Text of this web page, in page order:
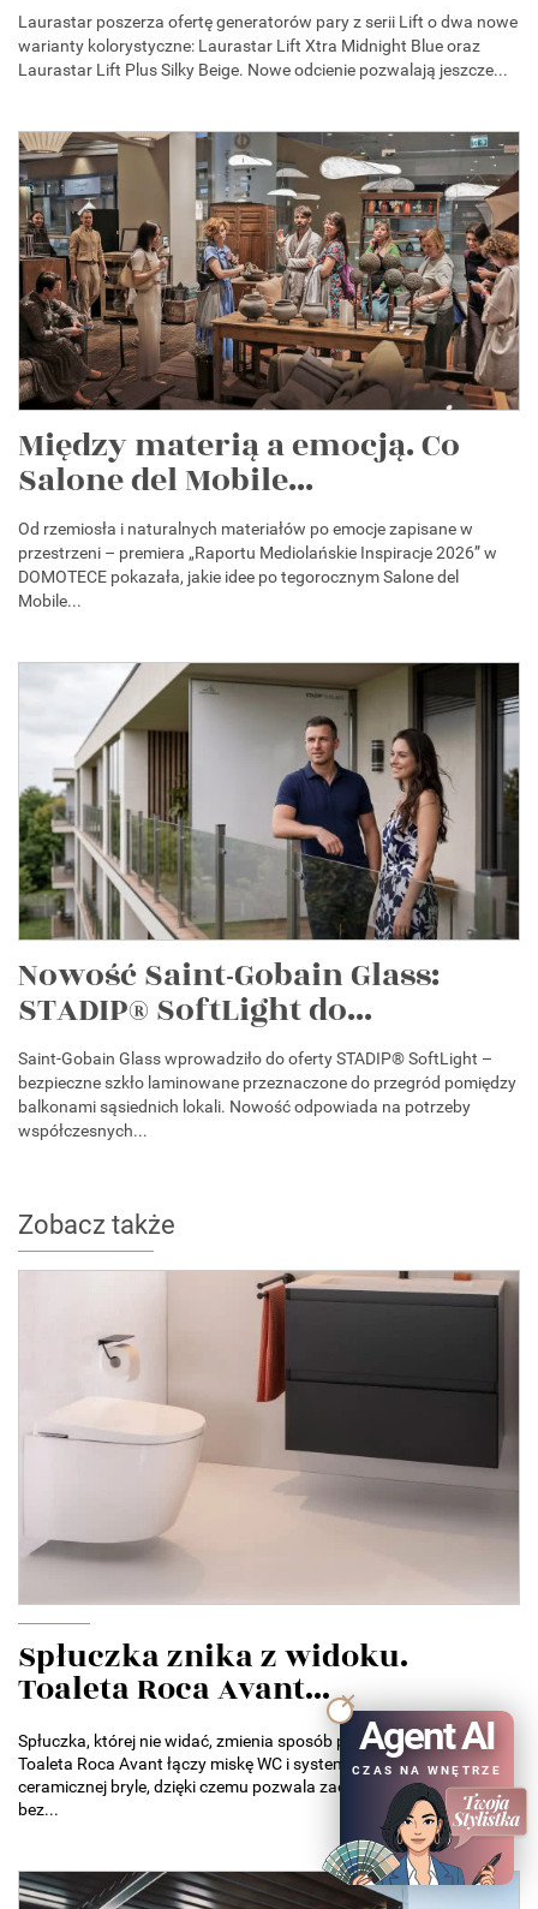
Laurastar poszerza ofertę generatorów pary z serii Lift o dwa nowe
warianty kolorystyczne: Laurastar Lift Xtra Midnight Blue oraz
Laurastar Lift Plus Silky Beige. Nowe odcienie pozwalają jeszcze...
Między materią a emocją. Co
Salone del Mobile...
Od rzemiosła i naturalnych materiałów po emocje zapisane w
przestrzeni – premiera „Raportu Mediolańskie Inspiracje 2026” w
DOMOTECE pokazała, jakie idee po tegorocznym Salone del
Mobile...
Nowość Saint-Gobain Glass:
STADIP® SoftLight do...
Saint-Gobain Glass wprowadziło do oferty STADIP® SoftLight –
bezpieczne szkło laminowane przeznaczone do przegród pomiędzy
balkonami sąsiednich lokali. Nowość odpowiada na potrzeby
współczesnych...
Zobacz także
Spłuczka znika z widoku.
Toaleta Roca Avant...
Spłuczka, której nie widać, zmienia sposób projektowania łazienek.
Toaleta Roca Avant łączy miskę WC i system spłukiwania w jednej
ceramicznej bryle, dzięki czemu pozwala zaoszczędzić miejsce
bez...
Agent AI
CZAS NA WNĘTRZE